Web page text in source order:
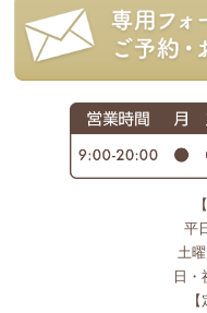
平
土
日・